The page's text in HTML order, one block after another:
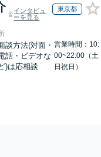
インタビュ
ーを見る
東京都
談方法(対面・
話・ビデオな
)は応相談
営業時間：10:
00~22:00（土
日祝日）